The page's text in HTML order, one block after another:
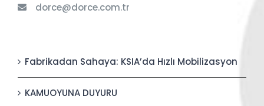
dorce@dorce.com.tr
Fabrikadan Sahaya: KSIA’da Hızlı Mobilizasyon
KAMUOYUNA DUYURU